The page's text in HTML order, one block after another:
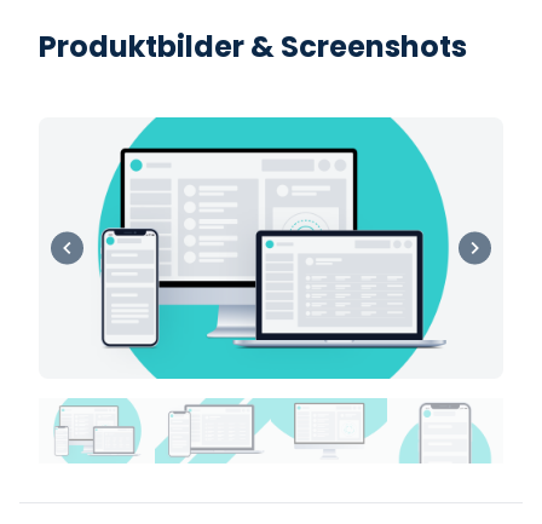
Produktbilder & Screenshots